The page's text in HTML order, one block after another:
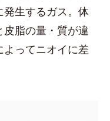
発生するガス。体
脂の量・質が違
ってニオイに差